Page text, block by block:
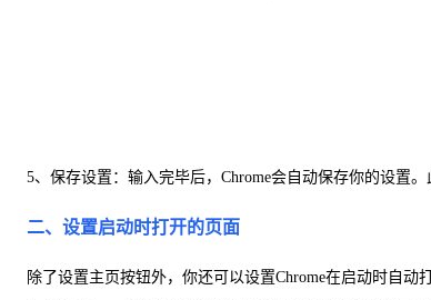
5、保存设置：输入完毕后，Chrome会自动保存你的设置
二、设置启动时打开的页面
除了设置主页按钮外，你还可以设置Chrome在启动时自动